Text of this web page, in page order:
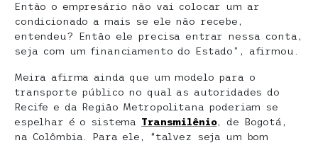
Então o empresário não vai colocar um ar
condicionado a mais se ele não recebe,
entendeu? Então ele precisa entrar nessa conta,
seja com um financiamento do Estado”, afirmou.
Meira afirma ainda que um modelo para o
transporte público no qual as autoridades do
Recife e da Região Metropolitana poderiam se
espelhar é o sistema Transmilênio, de Bogotá,
na Colômbia. Para ele, “talvez seja um bom